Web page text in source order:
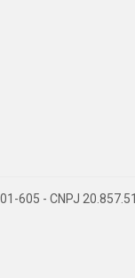
605 - CNPJ